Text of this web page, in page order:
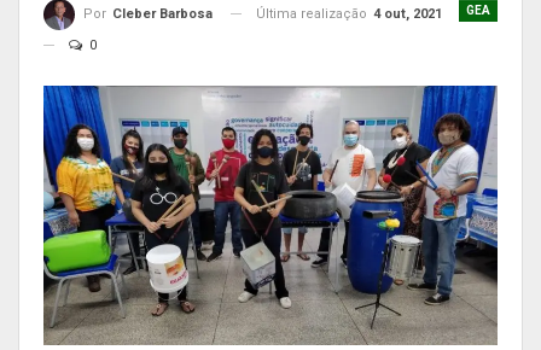
GEA
Por Cleber Barbosa Última realização 4 out, 2021
0